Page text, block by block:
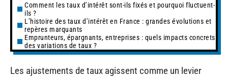
Comment les taux d’intérêt sont-ils fixés et pourquoi fluctuent-
ils ?
L’histoire des taux d’intérêt en France : grandes évolutions et
repères marquants
Emprunteurs, épargnants, entreprises : quels impacts concrets
des variations de taux ?
Les ajustements de taux agissent comme un levier